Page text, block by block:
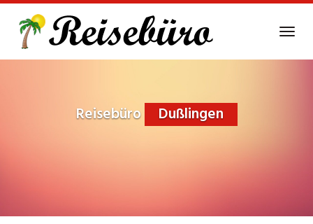
main
Reisebüro Dußlingen